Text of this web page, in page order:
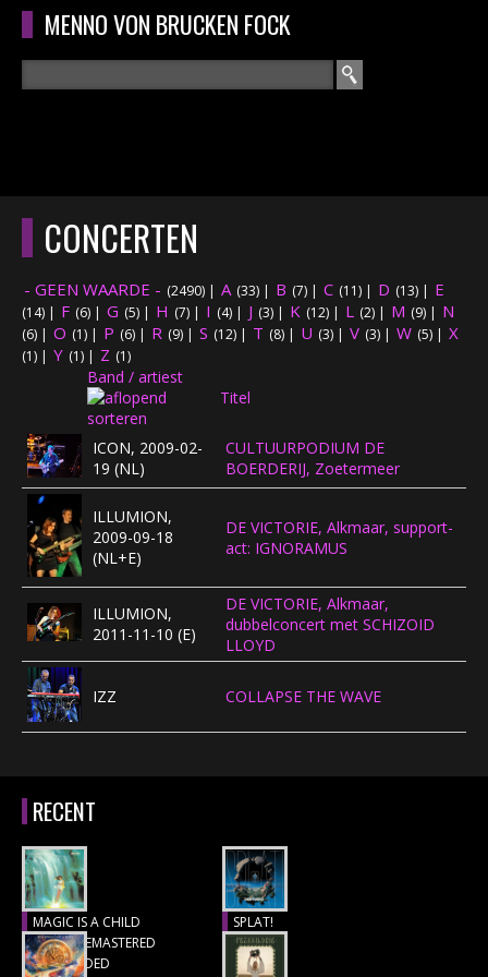
Overslaan en naar de algemene inhoud gaan
MENNO VON BRUCKEN FOCK
ZOEKVELD
HOOFDMENU HOME
RECENSIES
CONCERTEN
CONCERTFOTO'S
CONCERTBEZOEK
CONCERTEN
- GEEN WAARDE - (2490) | A (33) | B (7) | C (11) | D (13) | E
(14) | F (6) | G (5) | H (7) | I (4) | J (3) | K (12) | L (2) | M (9) | N
(6) | O (1) | P (6) | R (9) | S (12) | T (8) | U (3) | V (3) | W (5) | X
(1) | Y (1) | Z (1)
Band / artiest
Titel
ICON, 2009-02-
19 (NL)
CULTUURPODIUM DE
BOERDERIJ, Zoetermeer
ILLUMION,
2009-09-18
(NL+E)
DE VICTORIE, Alkmaar, support-
act: IGNORAMUS
ILLUMION,
2011-11-10 (E)
DE VICTORIE, Alkmaar,
dubbelconcert met SCHIZOID
LLOYD
IZZ COLLAPSE THE WAVE
RECENT
MAGIC IS A CHILD
(1977), REMASTERED
& EXTENDED
SPLAT!
Recensie